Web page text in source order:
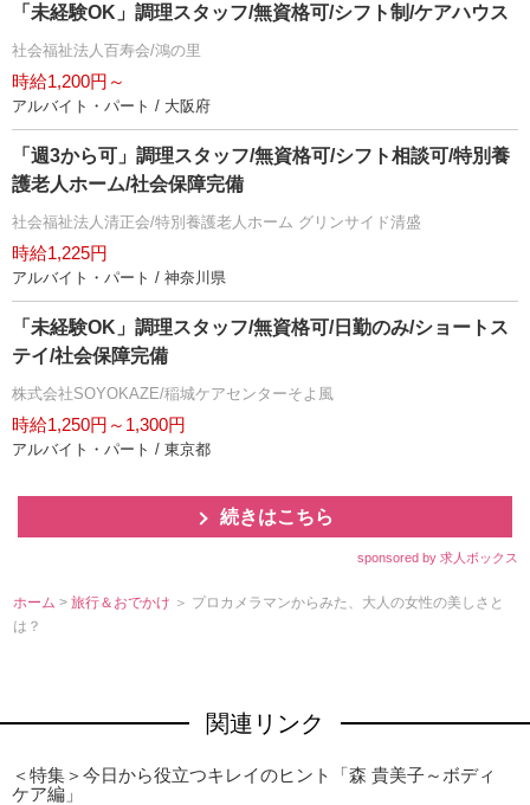
「未経験OK」調理スタッフ/無資格可/シフト制/ケアハウス
社会福祉法人百寿会/鴻の里
時給1,200円～
アルバイト・パート / 大阪府
「週3から可」調理スタッフ/無資格可/シフト相談可/特別養
護老人ホーム/社会保障完備
社会福祉法人清正会/特別養護老人ホーム グリンサイド清盛
時給1,225円
アルバイト・パート / 神奈川県
「未経験OK」調理スタッフ/無資格可/日勤のみ/ショートス
テイ/社会保障完備
株式会社SOYOKAZE/稲城ケアセンターそよ風
時給1,250円～1,300円
アルバイト・パート / 東京都
続きはこちら
sponsored by 求人ボックス
ホーム >旅行＆おでかけ ＞ プロカメラマンからみた、大人の女性の美しさと
は？
関連リンク
＜特集＞今日から役立つキレイのヒント「森 貴美子～ボディ
ケア編」